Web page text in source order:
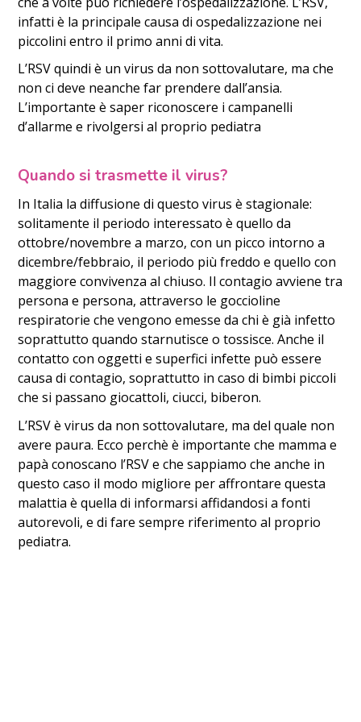
infatti è la principale causa di ospedalizzazione nei
piccolini entro il primo anni di vita.
L’RSV quindi è un virus da non sottovalutare, ma che
non ci deve neanche far prendere dall’ansia.
L’importante è saper riconoscere i campanelli
d’allarme e rivolgersi al proprio pediatra
Quando si trasmette il virus?
In Italia la diffusione di questo virus è stagionale:
solitamente il periodo interessato è quello da
ottobre/novembre a marzo, con un picco intorno a
dicembre/febbraio, il periodo più freddo e quello con
maggiore convivenza al chiuso. Il contagio avviene tra
persona e persona, attraverso le goccioline
respiratorie che vengono emesse da chi è già infetto
soprattutto quando starnutisce o tossisce. Anche il
contatto con oggetti e superfici infette può essere
causa di contagio, soprattutto in caso di bimbi piccoli
che si passano giocattoli, ciucci, biberon.
L’RSV è virus da non sottovalutare, ma del quale non
avere paura. Ecco perchè è importante che mamma e
papà conoscano l’RSV e che sappiamo che anche in
questo caso il modo migliore per affrontare questa
malattia è quella di informarsi affidandosi a fonti
autorevoli, e di fare sempre riferimento al proprio
pediatra.